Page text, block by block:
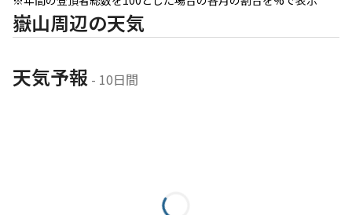
嶽山周辺の天気
天気予報 - 10日間